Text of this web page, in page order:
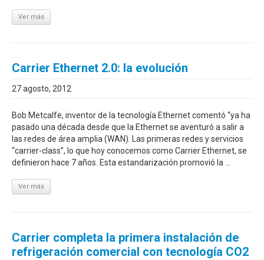
Ver más
Carrier Ethernet 2.0: la evolución
27 agosto, 2012
Bob Metcalfe, inventor de la tecnología Ethernet comentó “ya ha
pasado una década desde que la Ethernet se aventuró a salir a
las redes de área amplia (WAN). Las primeras redes y servicios
“carrier-class”, lo que hoy conocemos como Carrier Ethernet, se
definieron hace 7 años. Esta estandarización promovió la ...
Ver más
Carrier completa la primera instalación de
refrigeración comercial con tecnología CO2